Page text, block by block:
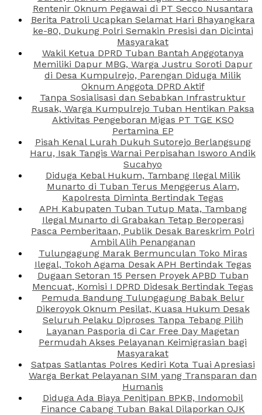
Rentenir Oknum Pegawai di PT Secco Nusantara
Berita Patroli Ucapkan Selamat Hari Bhayangkara
ke-80, Dukung Polri Semakin Presisi dan Dicintai
Masyarakat
Wakil Ketua DPRD Tuban Bantah Anggotanya
Memiliki Dapur MBG, Warga Justru Soroti Dapur
di Desa Kumpulrejo, Parengan Diduga Milik
Oknum Anggota DPRD Aktif
Tanpa Sosialisasi dan Sebabkan Infrastruktur
Rusak, Warga Kumpulrejo Tuban Hentikan Paksa
Aktivitas Pengeboran Migas PT TGE KSO
Pertamina EP
Pisah Kenal Lurah Dukuh Sutorejo Berlangsung
Haru, Isak Tangis Warnai Perpisahan Isworo Andik
Sucahyo
Diduga Kebal Hukum, Tambang Ilegal Milik
Munarto di Tuban Terus Menggerus Alam,
Kapolresta Diminta Bertindak Tegas
APH Kabupaten Tuban Tutup Mata, Tambang
Ilegal Munarto di Grabakan Tetap Beroperasi
Pasca Pemberitaan, Publik Desak Bareskrim Polri
Ambil Alih Penanganan
Tulungagung Marak Bermunculan Toko Miras
Ilegal, Tokoh Agama Desak APH Bertindak Tegas
Dugaan Setoran 15 Persen Proyek APBD Tuban
Mencuat, Komisi I DPRD Didesak Bertindak Tegas
Pemuda Bandung Tulungagung Babak Belur
Dikeroyok Oknum Pesilat, Kuasa Hukum Desak
Seluruh Pelaku Diproses Tanpa Tebang Pilih
Layanan Pasporia di Car Free Day Magetan
Permudah Akses Pelayanan Keimigrasian bagi
Masyarakat
Satpas Satlantas Polres Kediri Kota Tuai Apresiasi
Warga Berkat Pelayanan SIM yang Transparan dan
Humanis
Diduga Ada Biaya Penitipan BPKB, Indomobil
Finance Cabang Tuban Bakal Dilaporkan OJK